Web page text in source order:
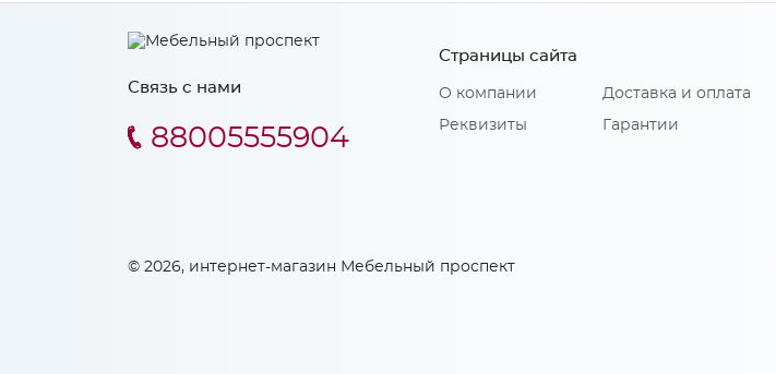
Связь с нами
88005555904
Страницы сайта
О компании
Реквизиты
Доставка и оплата
Гарантии
© 2026, интернет-магазин Мебельный проспект